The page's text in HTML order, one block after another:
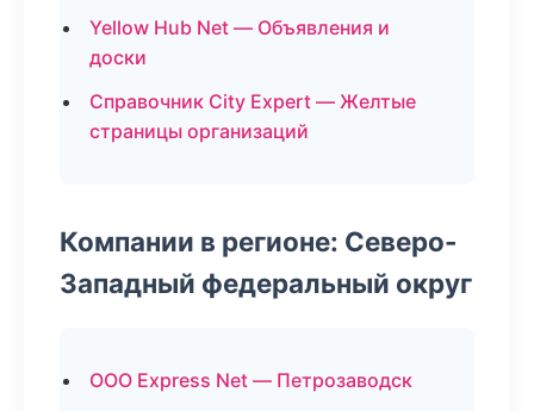
Yellow Hub Net — Объявления и
доски
Справочник City Expert — Желтые
страницы организаций
Компании в регионе: Северо-
Западный федеральный округ
ООО Express Net — Петрозаводск